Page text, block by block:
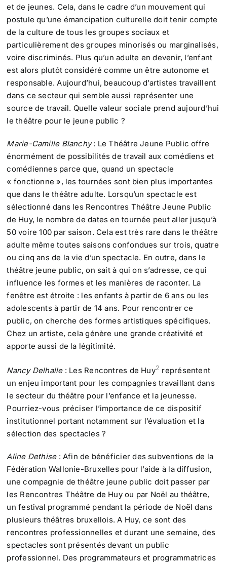
et de jeunes. Cela, dans le cadre d’un mouvement qui
postule qu’une émancipation culturelle doit tenir compte
de la culture de tous les groupes sociaux et
particulièrement des groupes minorisés ou marginalisés,
voire discriminés. Plus qu’un adulte en devenir, l’enfant
est alors plutôt considéré comme un être autonome et
responsable. Aujourd’hui, beaucoup d’artistes travaillent
dans ce secteur qui semble aussi représenter une
source de travail. Quelle valeur sociale prend aujourd’hui
le théâtre pour le jeune public ?
Marie-Camille Blanchy: Le Théâtre Jeune Public offre
énormément de possibilités de travail aux comédiens et
comédiennes parce que, quand un spectacle
« fonctionne », les tournées sont bien plus importantes
que dans le théâtre adulte. Lorsqu’un spectacle est
sélectionné dans les Rencontres Théâtre Jeune Public
de Huy, le nombre de dates en tournée peut aller jusqu’à
50 voire 100 par saison. Cela est très rare dans le théâtre
adulte même toutes saisons confondues sur trois, quatre
ou cinq ans de la vie d’un spectacle. En outre, dans le
théâtre jeune public, on sait à qui on s’adresse, ce qui
influence les formes et les manières de raconter. La
fenêtre est étroite : les enfants à partir de 6 ans ou les
adolescents à partir de 14 ans. Pour rencontrer ce
public, on cherche des formes artistiques spécifiques.
Chez un artiste, cela génère une grande créativité et
apporte aussi de la légitimité.
Nancy Delhalle: Les Rencontres de Huy2 représentent
un enjeu important pour les compagnies travaillant dans
le secteur du théâtre pour l’enfance et la jeunesse.
Pourriez-vous préciser l’importance de ce dispositif
institutionnel portant notamment sur l’évaluation et la
sélection des spectacles ?
Aline Dethise: Afin de bénéficier des subventions de la
Fédération Wallonie-Bruxelles pour l’aide à la diffusion,
une compagnie de théâtre jeune public doit passer par
les Rencontres Théâtre de Huy ou par Noël au théâtre,
un festival programmé pendant la période de Noël dans
plusieurs théâtres bruxellois. A Huy, ce sont des
rencontres professionnelles et durant une semaine, des
spectacles sont présentés devant un public
professionnel. Des programmateurs et programmatrices